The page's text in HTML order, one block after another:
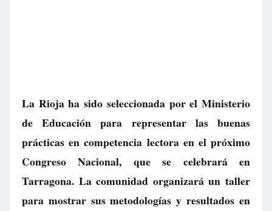
La Rioja ha sido seleccionada por el Ministerio
de Educación para representar las buenas
prácticas en competencia lectora en el próximo
Congreso Nacional, que se celebrará en
Tarragona. La comunidad organizará un taller
para mostrar sus metodologías y resultados en